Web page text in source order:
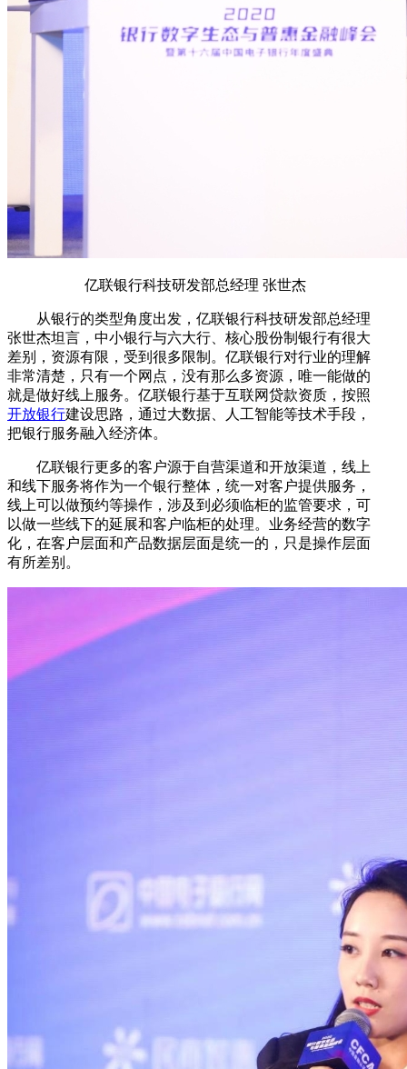
亿联银行科技研发部总经理 张世杰
从银行的类型角度出发，亿联银行科技研发部总经理
张世杰坦言，中小银行与六大行、核心股份制银行有很大
差别，资源有限，受到很多限制。亿联银行对行业的理解
非常清楚，只有一个网点，没有那么多资源，唯一能做的
就是做好线上服务。亿联银行基于互联网贷款资质，按照
开放银行建设思路，通过大数据、人工智能等技术手段，
把银行服务融入经济体。
亿联银行更多的客户源于自营渠道和开放渠道，线上
和线下服务将作为一个银行整体，统一对客户提供服务，
线上可以做预约等操作，涉及到必须临柜的监管要求，可
以做一些线下的延展和客户临柜的处理。业务经营的数字
化，在客户层面和产品数据层面是统一的，只是操作层面
有所差别。